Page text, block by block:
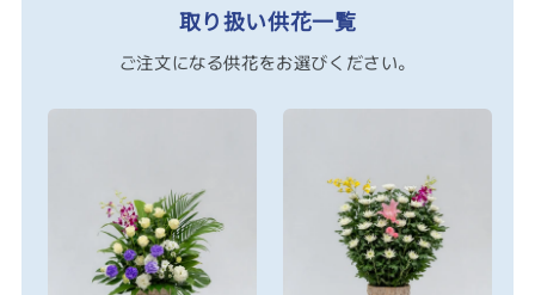
取り扱い供花一覧
ご注文になる供花をお選びください。